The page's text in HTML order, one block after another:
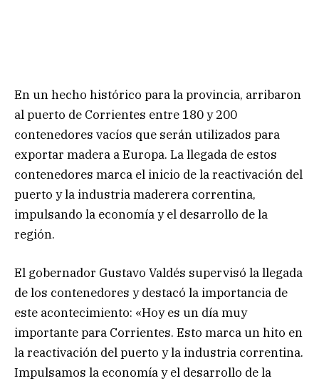
En un hecho histórico para la provincia, arribaron
al puerto de Corrientes entre 180 y 200
contenedores vacíos que serán utilizados para
exportar madera a Europa. La llegada de estos
contenedores marca el inicio de la reactivación del
puerto y la industria maderera correntina,
impulsando la economía y el desarrollo de la
región.
El gobernador Gustavo Valdés supervisó la llegada
de los contenedores y destacó la importancia de
este acontecimiento: «Hoy es un día muy
importante para Corrientes. Esto marca un hito en
la reactivación del puerto y la industria correntina.
Impulsamos la economía y el desarrollo de la